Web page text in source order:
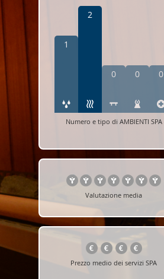
1
2
0 0 0
Numero e tipo di AMBIENTI SPA
Valutazione media
Prezzo medio dei servizi SPA